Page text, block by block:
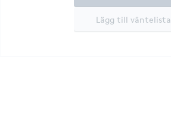
Lägg till väntelista